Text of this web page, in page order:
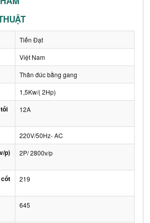
Tiến Đạt
Việt Nam
Thân đúc bằng gang
1,5Kw/( 2Hp)
12A
220V/50Hz- AC
p)
2P/ 2800v/p
219
645